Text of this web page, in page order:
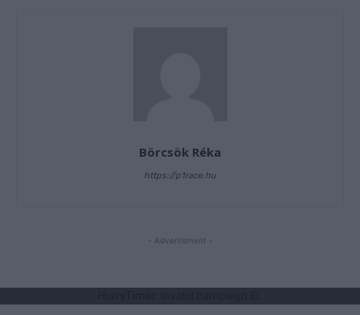
Börcsök Réka
https://p1race.hu
- Advertisment -